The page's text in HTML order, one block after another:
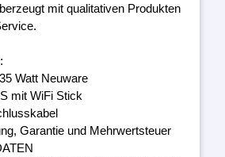
mit qualitativen Produkten
Watt Neuware
mit WiFi Stick
Garantie und Mehrwertsteuer